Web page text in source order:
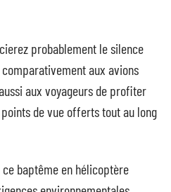
probablement le silence
aux avions
aux voyageurs de profiter
de vue offerts tout au long
baptême en hélicoptère